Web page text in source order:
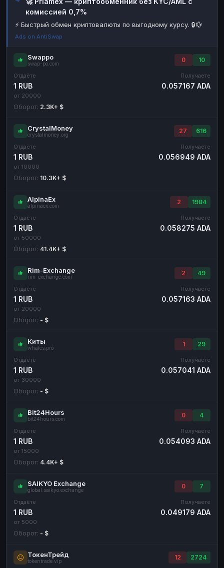
Наличные
Наличные USD Наличные USD
комиссией 0,7%
⚡ Быстрый обмен криптовалюты по выгодному курсу. 🔒💱
Ads on AntiSwap
Swappo
swap-po.com
0 10
Отдаёте
1 RUB
от 20000
Получаете
0.057167 ADA
Оборот: 2.3K+ $
CrystalMoney
crystalmoney.org
27 616
Отдаёте
1 RUB
от 10000
Получаете
0.056949 ADA
Оборот: 10.3K+ $
AlpinaEx
alpinaex.com
2 1984
Отдаёте
1 RUB
от 50000
Получаете
0.058275 ADA
Оборот: 41.4K+ $
Rim-Exchange
rim-exchange.com
2 49
Отдаёте
1 RUB
от 20000
Получаете
0.057163 ADA
Оборот: - $
Киты
whales.pro
1 29
Отдаёте
1 RUB
от 30000
Получаете
0.057041 ADA
Оборот: - $
Bit24Hours
bit24hours.com
0 4
Отдаёте
1 RUB
от 15000
Получаете
0.054093 ADA
Оборот: 4.4K+ $
SAIKYO Exchange
global.saikyo.exchange
0 7
Отдаёте
1 RUB
от 5000
Получаете
0.049179 ADA
Оборот: - $
ТокенТрейд
tokentrade.vip
12 2724